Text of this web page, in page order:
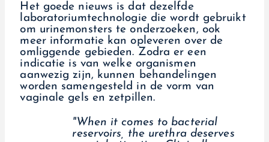
Het goede nieuws is dat dezelfde
laboratoriumtechnologie die wordt gebruikt
om urinemonsters te onderzoeken, ook
meer informatie kan opleveren over de
omliggende gebieden. Zodra er een
indicatie is van welke organismen
aanwezig zijn, kunnen behandelingen
worden samengesteld in de vorm van
vaginale gels en zetpillen.
"When it comes to bacterial
reservoirs, the urethra deserves